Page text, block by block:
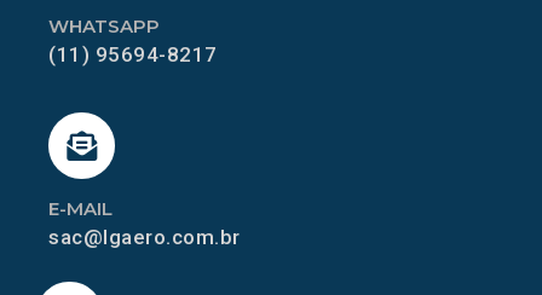
E-MAIL
sac@lgaero.com.br
WHATSAPP
(11) 95694-8217